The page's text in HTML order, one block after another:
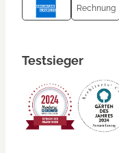
Rechnung
Testsieger